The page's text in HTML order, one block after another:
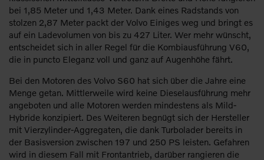
bei 1,85 Meter und 1,43 Meter. Dank eines Radstands von
stolzen 2,87 Meter packt der Volvo Einiges weg und bringt es
auf ein Ladevolumen von bis zu 427 Liter. Wer mehr wünscht,
entscheidet sich in aller Regel für die Kombiausführung V60,
die in puncto Eleganz voll und ganz auf Augenhöhe fährt.
Bei den Motoren des Volvo S60 hat sich über die Jahre eine
Menge getan. Mittlerweile wird keine Dieselausführung mehr
angeboten und alle Motoren werden mindestens als Mild-
Hybride konzipiert. Des Weiteren begnügt sich der Hersteller
mit Vierzylinder-Aggregaten, die dank Turbolader bereits in
der Basisversion zwischen 197 und 250 PS leisten. Gefahren
wird in diesem Fall mit Frontantrieb, darüber rangieren die